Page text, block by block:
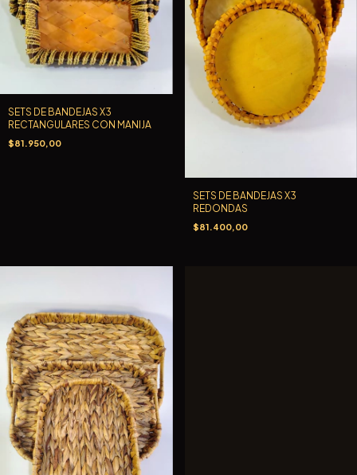
SETS DE BANDEJAS X3
RECTANGULARES CON MANIJA
$81.950,00
SETS DE BANDEJAS X3
REDONDAS
$81.400,00